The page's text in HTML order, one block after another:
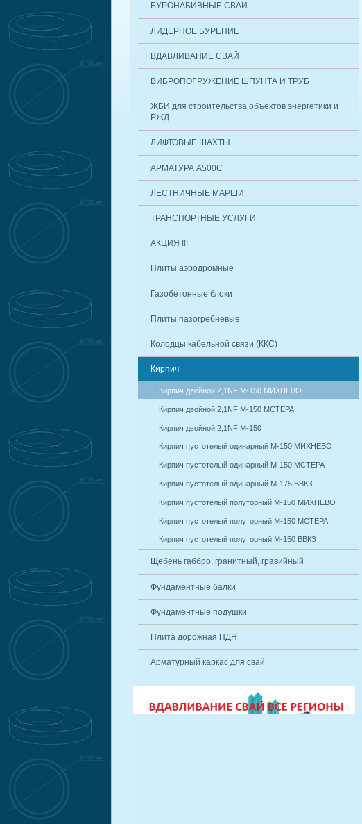
БУРОНАБИВНЫЕ СВАИ
ЛИДЕРНОЕ БУРЕНИЕ
ВДАВЛИВАНИЕ СВАЙ
ВИБРОПОГРУЖЕНИЕ ШПУНТА И ТРУБ
ЖБИ для строительства объектов энергетики и
РЖД
ЛИФТОВЫЕ ШАХТЫ
АРМАТУРА А500С
ЛЕСТНИЧНЫЕ МАРШИ
ТРАНСПОРТНЫЕ УСЛУГИ
АКЦИЯ !!!
Плиты аэродромные
Газобетонные блоки
Плиты пазогребневые
Колодцы кабельной связи (ККС)
Кирпич
Кирпич двойной 2,1NF М-150 МИХНЕВО
Кирпич двойной 2,1NF М-150 МСТЕРА
Кирпич двойной 2,1NF М-150
Кирпич пустотелый одинарный М-150 МИХНЕВО
Кирпич пустотелый одинарный М-150 МСТЕРА
Кирпич пустотелый одинарный М-175 ВВКЗ
Кирпич пустотелый полуторный М-150 МИХНЕВО
Кирпич пустотелый полуторный М-150 МСТЕРА
Кирпич пустотелый полуторный М-150 ВВКЗ
Щебень габбро, гранитный, гравийный
Фундаментные балки
Фундаментные подушки
Плита дорожная ПДН
Арматурный каркас для свай